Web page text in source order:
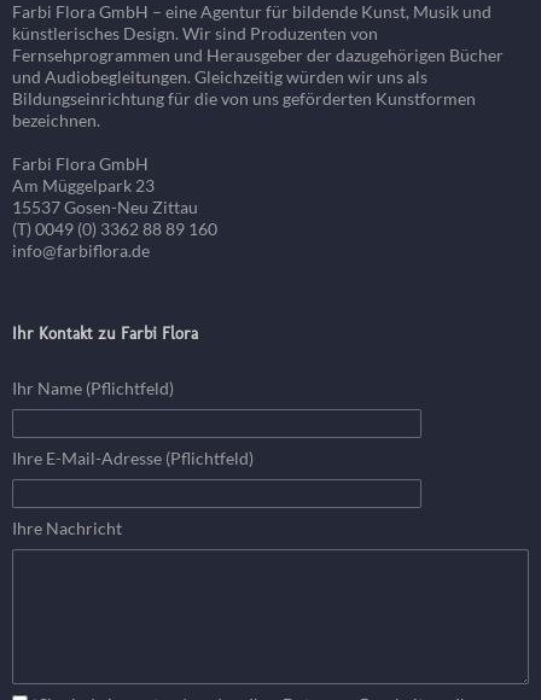
Farbi Flora GmbH – eine Agentur für bildende Kunst, Musik und
künstlerisches Design. Wir sind Produzenten von
Fernsehprogrammen und Herausgeber der dazugehörigen Bücher
und Audiobegleitungen. Gleichzeitig würden wir uns als
Bildungseinrichtung für die von uns geförderten Kunstformen
bezeichnen.
Farbi Flora GmbH
Am Müggelpark 23
15537 Gosen-Neu Zittau
(T) 0049 (0) 3362 88 89 160
info@farbiflora.de
Ihr Kontakt zu Farbi Flora
Ihr Name (Pflichtfeld)
Ihre E-Mail-Adresse (Pflichtfeld)
Ihre Nachricht